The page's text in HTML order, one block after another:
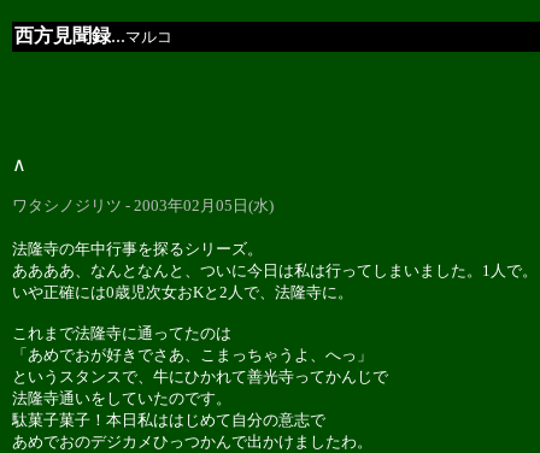
西方見聞録...マルコ
∧
ワタシノジリツ - 2003年02月05日(水)
法隆寺の年中行事を探るシリーズ。
ああああ、なんとなんと、ついに今日は私は行ってしまいました。1人で。
いや正確には0歳児次女おKと2人で、法隆寺に。
これまで法隆寺に通ってたのは
「あめでおが好きでさあ、こまっちゃうよ、へっ」
というスタンスで、牛にひかれて善光寺ってかんじで
法隆寺通いをしていたのです。
駄菓子菓子！本日私ははじめて自分の意志で
あめでおのデジカメひっつかんで出かけましたわ。